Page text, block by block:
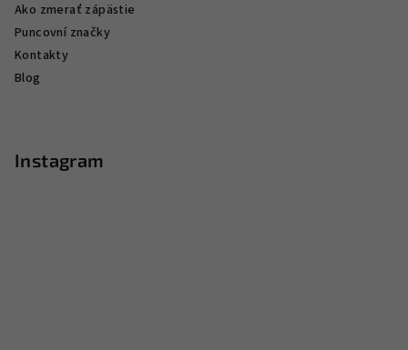
Ako zmerať zápästie
Puncovní značky
Kontakty
Blog
Instagram